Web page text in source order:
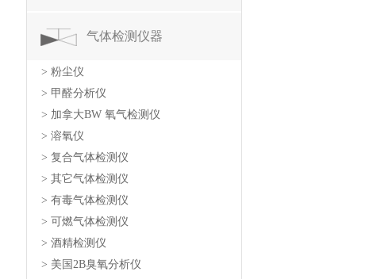
气体检测仪器
> 粉尘仪
> 甲醛分析仪
> 加拿大BW 氧气检测仪
> 溶氧仪
> 复合气体检测仪
> 其它气体检测仪
> 有毒气体检测仪
> 可燃气体检测仪
> 酒精检测仪
> 美国2B臭氧分析仪